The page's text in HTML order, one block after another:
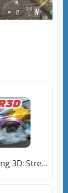
Drag Racing 3D: Streets 2 (Драг Рейсинг 3Д) [МОД Mega Pack] APK Android